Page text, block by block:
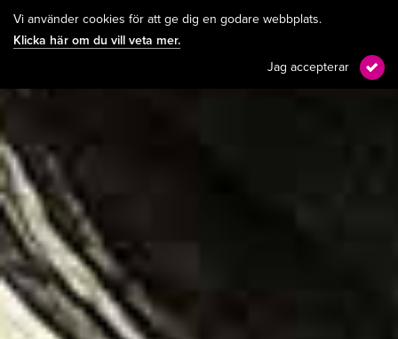
Vi använder cookies för att ge dig en godare webbplats.
Klicka här om du vill veta mer.
Jag accepterar